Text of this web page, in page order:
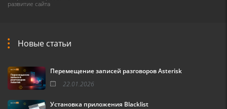
развитие сайта
Новые статьи
Перемещение записей разговоров Asterisk
22.01.2026
Установка приложения Blacklist